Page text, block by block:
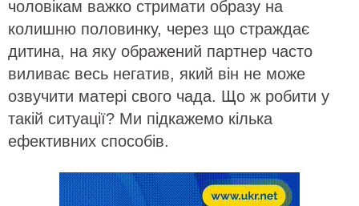
чоловікам важко стримати образу на
колишню половинку, через що страждає
дитина, на яку ображений партнер часто
виливає весь негатив, який він не може
озвучити матері свого чада. Що ж робити у
такій ситуації? Ми підкажемо кілька
ефективних способів.